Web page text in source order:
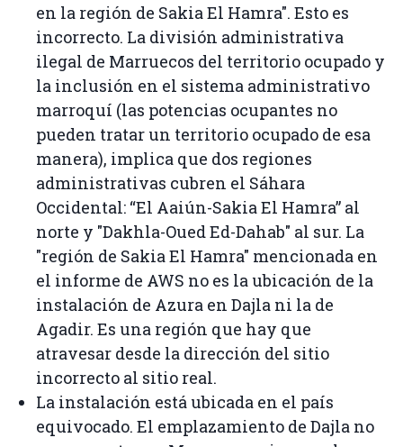
en la región de Sakia El Hamra". Esto es
incorrecto. La división administrativa
ilegal de Marruecos del territorio ocupado y
la inclusión en el sistema administrativo
marroquí (las potencias ocupantes no
pueden tratar un territorio ocupado de esa
manera), implica que dos regiones
administrativas cubren el Sáhara
Occidental: “El Aaiún-Sakia El Hamra” al
norte y "Dakhla-Oued Ed-Dahab" al sur. La
"región de Sakia El Hamra" mencionada en
el informe de AWS no es la ubicación de la
instalación de Azura en Dajla ni la de
Agadir. Es una región que hay que
atravesar desde la dirección del sitio
incorrecto al sitio real.
La instalación está ubicada en el país
equivocado. El emplazamiento de Dajla no